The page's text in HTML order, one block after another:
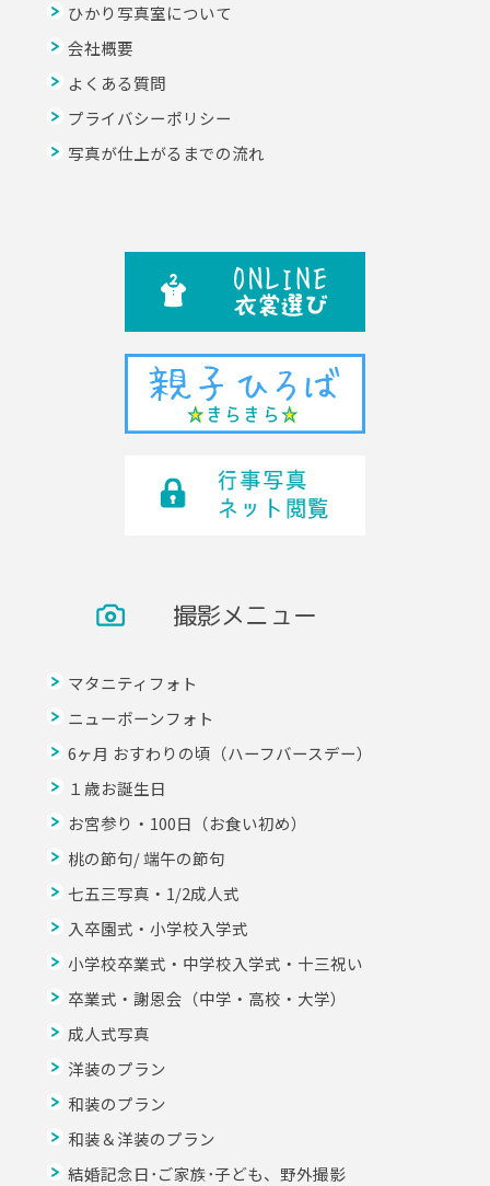
ひかり写真室について
会社概要
よくある質問
プライバシーポリシー
写真が仕上がるまでの流れ
撮影メニュー
マタニティフォト
ニューボーンフォト
6ヶ月 おすわりの頃（ハーフバースデー）
１歳お誕生日
お宮参り・100日（お食い初め）
桃の節句/ 端午の節句
七五三写真・1/2成人式
入卒園式・小学校入学式
小学校卒業式・中学校入学式・十三祝い
卒業式・謝恩会（中学・高校・大学）
成人式写真
洋装のプラン
和装のプラン
和装＆洋装のプラン
結婚記念日･ご家族･子ども、野外撮影